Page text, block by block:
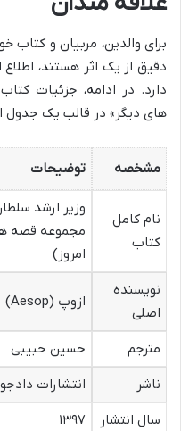
برای والدین، مربیان و کتاب
دقیق از یک اثر هستند،
دارد. در ادامه، جزئیات
های دیگر» در قالب یک جدول
مشخصه توضیحات
نام کامل
کتاب
وزیر ارشد
مجموعه قصه
امروز)
نویسنده
اصلی
ازوپ (Aesop)
مترجم
حسین حبیبی
ناشر
انتشارات دادجو
سال انتشار
۱۳۹۷